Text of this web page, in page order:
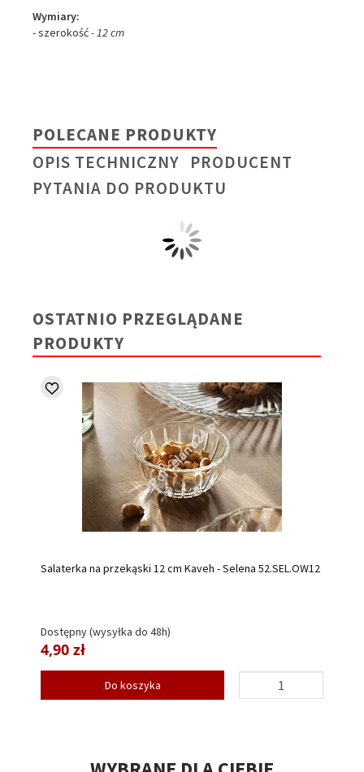
Wymiary:
- szerokość- 12 cm
POLECANE PRODUKTY
OPIS TECHNICZNY PRODUCENT
PYTANIA DO PRODUKTU
OSTATNIO PRZEGLĄDANE
PRODUKTY
Salaterka na przekąski 12 cm Kaveh - Selena 52.SEL.OW12
Dostępny (wysyłka do 48h)
4,90 zł
Do koszyka